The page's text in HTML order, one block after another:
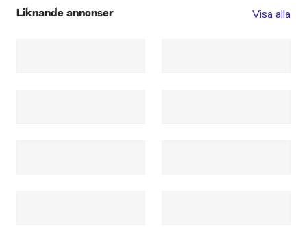
Liknande annonser Visa alla